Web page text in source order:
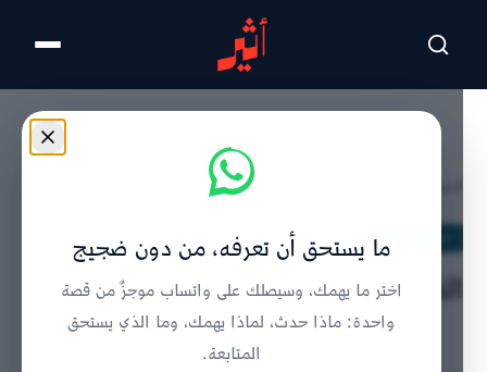
تخطى للمحتوى الرئيسي
تفاصيل الخبر
استمع وشاهد
الغنجة الصورية ما تعرف التراجع
ما يستحق أن تعرفه، من دون ضجيج
اختر ما يهمك، وسيصلك على واتساب موجزٌ من قصة
واحدة: ماذا حدث، لماذا يهمك، وما الذي يستحق
المتابعة.